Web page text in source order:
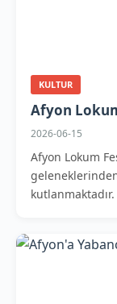
KULTUR
Afyon
2026-06-15
Afyon Lokum